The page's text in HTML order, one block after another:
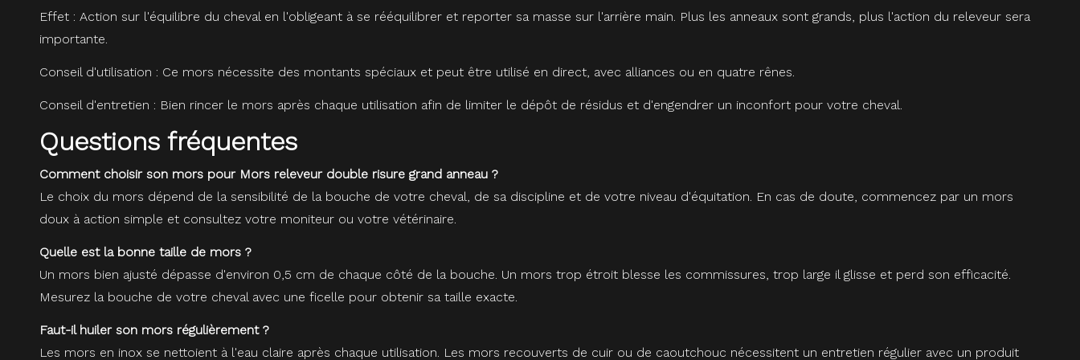
Effet : Action sur l'équilibre du cheval en l'obligeant à se rééquilibrer et reporter sa masse sur l'arrière main. Plus les anneaux sont grands, plus l'action du releveur sera
importante.
Conseil d'utilisation : Ce mors nécessite des montants spéciaux et peut être utilisé en direct, avec alliances ou en quatre rênes.
Conseil d'entretien : Bien rincer le mors après chaque utilisation afin de limiter le dépôt de résidus et d'engendrer un inconfort pour votre cheval.
Questions fréquentes
Comment choisir son mors pour Mors releveur double risure grand anneau ?
Le choix du mors dépend de la sensibilité de la bouche de votre cheval, de sa discipline et de votre niveau d'équitation. En cas de doute, commencez par un mors
doux à action simple et consultez votre moniteur ou votre vétérinaire.
Quelle est la bonne taille de mors ?
Un mors bien ajusté dépasse d'environ 0,5 cm de chaque côté de la bouche. Un mors trop étroit blesse les commissures, trop large il glisse et perd son efficacité.
Mesurez la bouche de votre cheval avec une ficelle pour obtenir sa taille exacte.
Faut-il huiler son mors régulièrement ?
Les mors en inox se nettoient à l'eau claire après chaque utilisation. Les mors recouverts de cuir ou de caoutchouc nécessitent un entretien régulier avec un produit